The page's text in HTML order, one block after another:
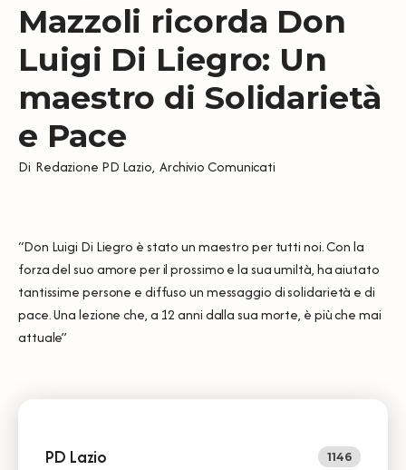
Mazzoli ricorda Don
Luigi Di Liegro: Un
maestro di Solidarietà
e Pace
Di Redazione PD Lazio, Archivio Comunicati
“Don Luigi Di Liegro è stato un maestro per tutti noi. Con la
forza del suo amore per il prossimo e la sua umiltà, ha aiutato
tantissime persone e diffuso un messaggio di solidarietà e di
pace. Una lezione che, a 12 anni dalla sua morte, è più che mai
attuale”
PD Lazio 1146